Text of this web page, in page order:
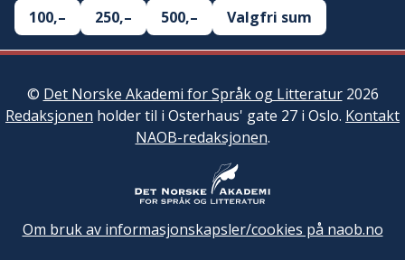
100,–
250,– 500,– Valgfri sum
© Det Norske Akademi for Språk og Litteratur2026
Redaksjonen holder til i Osterhaus' gate 27 i Oslo. Kontakt
NAOB-redaksjonen.
Om bruk av informasjonskapsler/cookies på naob.no